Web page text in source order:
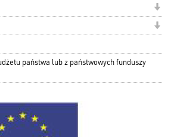
państwa lub z państwowych funduszy